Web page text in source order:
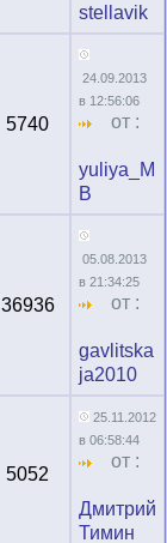
stellavik
5740
24.09.2013
в 12:56:06
от :
yuliya_M
B
36936
05.08.2013
в 21:34:25
от :
gavlitska
ja2010
5052
25.11.2012
в 06:58:44
от :
Дмитрий
Тимин